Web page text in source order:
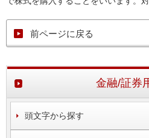
前ページに戻る
金融/証券
頭文字から探す